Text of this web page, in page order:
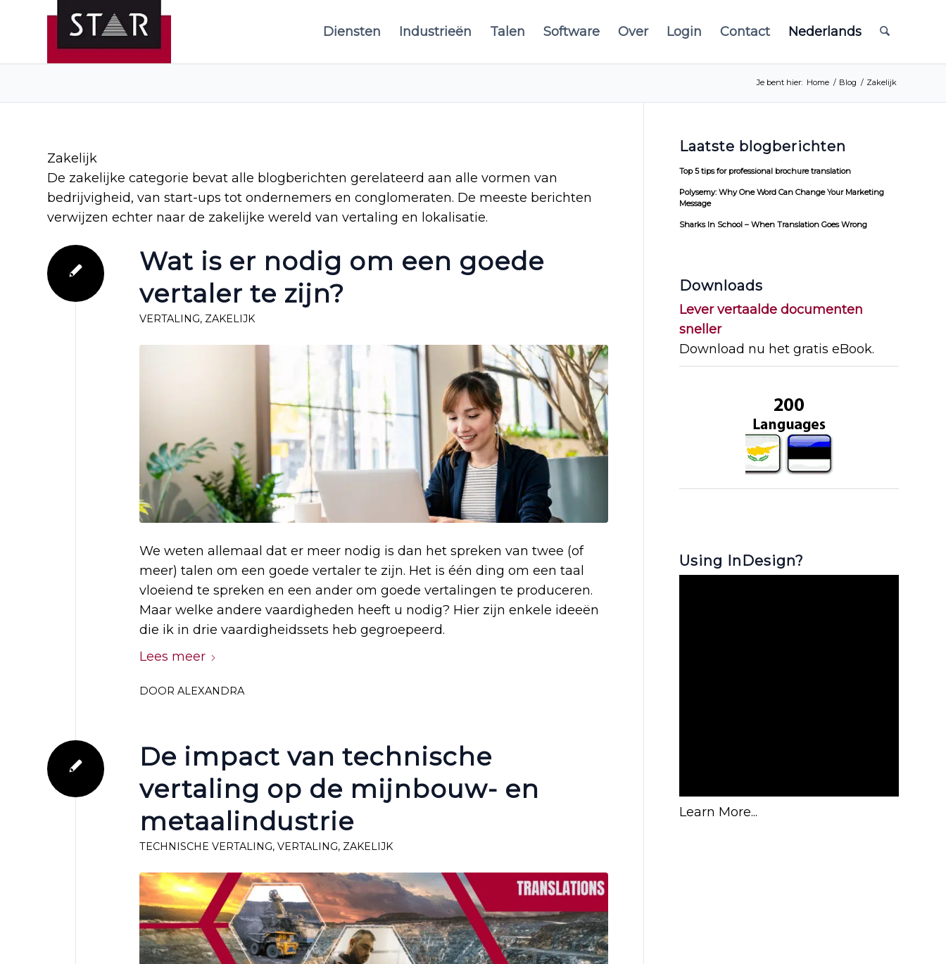
Diensten Industrieën Talen Software Over Login Contact Nederlands
Je bent hier: Home / Blog / Zakelijk
Zakelijk
De zakelijke categorie bevat alle blogberichten gerelateerd aan alle vormen van
bedrijvigheid, van start-ups tot ondernemers en conglomeraten. De meeste berichten
verwijzen echter naar de zakelijke wereld van vertaling en lokalisatie.
Wat is er nodig om een goede
vertaler te zijn?
VERTALING, ZAKELIJK
We weten allemaal dat er meer nodig is dan het spreken van twee (of
meer) talen om een goede vertaler te zijn. Het is één ding om een taal
vloeiend te spreken en een ander om goede vertalingen te produceren.
Maar welke andere vaardigheden heeft u nodig? Hier zijn enkele ideeën
die ik in drie vaardigheidssets heb gegroepeerd.
Lees meer
DOOR ALEXANDRA
De impact van technische
vertaling op de mijnbouw- en
metaalindustrie
TECHNISCHE VERTALING, VERTALING, ZAKELIJK
Laatste blogberichten
Top 5 tips for professional brochure translation
Polysemy: Why One Word Can Change Your Marketing
Message
Sharks In School – When Translation Goes Wrong
Downloads
Lever vertaalde documenten
sneller
Download nu het gratis eBook.
Using InDesign?
Learn More...